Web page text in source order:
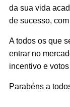
da sua vida
de sucesso,
A todos os que
entrar no
incentivo e
Parabéns a